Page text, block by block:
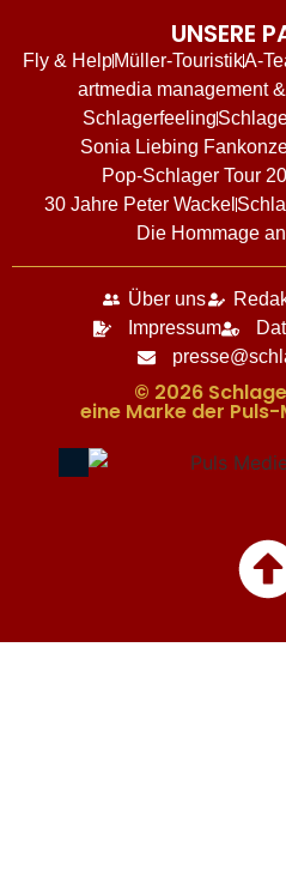
UNSERE
Fly & HelpMüller-TouristikA-
artmedia management
Schlagerfeeling
Sonia Liebing
Pop-Schlager Tour
30 Jahre Peter Wackel
Die Hommage
Über uns
Impressum
© 2026
eine Marke der